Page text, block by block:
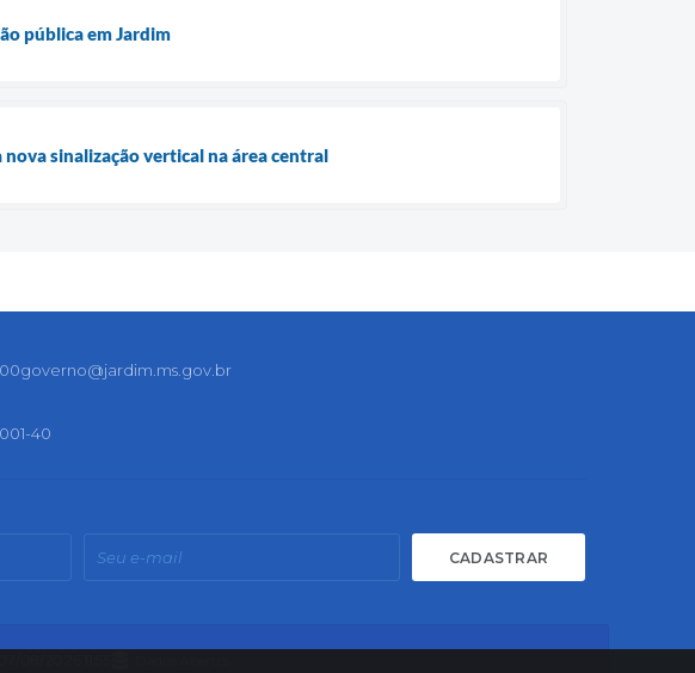
pública em Jardim
sinalização vertical na área central
governo@jardim.ms.gov.br
40
CADASTRAR